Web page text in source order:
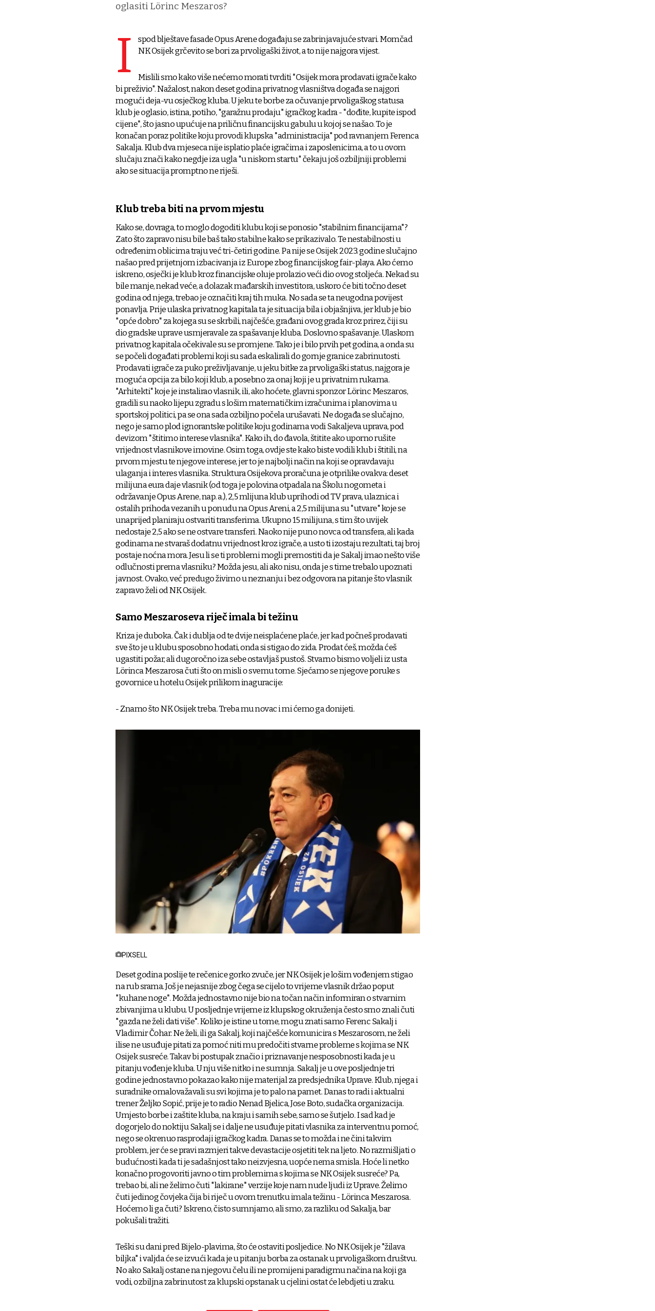
oglasiti Lörinc Meszaros?
I
spod blještave fasade Opus Arene događaju se zabrinjavajuće stvari. Momčad
NK Osijek grčevito se bori za prvoligaški život, a to nije najgora vijest.
Mislili smo kako više nećemo morati tvrditi "Osijek mora prodavati igrače kako
bi preživio". Nažalost, nakon deset godina privatnog vlasništva događa se najgori
mogući deja-vu osječkog kluba. U jeku te borbe za očuvanje prvoligaškog statusa
klub je oglasio, istina, potiho, "garažnu prodaju" igračkog kadra - "dođite, kupite ispod
cijene", što jasno upućuje na priličnu financijsku gabulu u kojoj se našao. To je
konačan poraz politike koju provodi klupska "administracija" pod ravnanjem Ferenca
Sakalja. Klub dva mjeseca nije isplatio plaće igračima i zaposlenicima, a to u ovom
slučaju znači kako negdje iza ugla "u niskom startu" čekaju još ozbiljniji problemi
ako se situacija promptno ne riješi.
Klub treba biti na prvom mjestu
Kako se, dovraga, to moglo dogoditi klubu koji se ponosio "stabilnim financijama"?
Zato što zapravo nisu bile baš tako stabilne kako se prikazivalo. Te nestabilnosti u
određenim oblicima traju već tri-četiri godine. Pa nije se Osijek 2023. godine slučajno
našao pred prijetnjom izbacivanja iz Europe zbog financijskog fair-playa. Ako ćemo
iskreno, osječki je klub kroz financijske oluje prolazio veći dio ovog stoljeća. Nekad su
bile manje, nekad veće, a dolazak mađarskih investitora, uskoro će biti točno deset
godina od njega, trebao je označiti kraj tih muka. No sada se ta neugodna povijest
ponavlja. Prije ulaska privatnog kapitala ta je situacija bila i objašnjiva, jer klub je bio
"opće dobro" za kojega su se skrbili, najčešće, građani ovog grada kroz prirez, čiji su
dio gradske uprave usmjeravale za spašavanje kluba. Doslovno spašavanje. Ulaskom
privatnog kapitala očekivale su se promjene. Tako je i bilo prvih pet godina, a onda su
se počeli događati problemi koji su sada eskalirali do gornje granice zabrinutosti.
Prodavati igrače za puko preživljavanje, u jeku bitke za prvoligaški status, najgora je
moguća opcija za bilo koji klub, a posebno za onaj koji je u privatnim rukama.
"Arhitekti" koje je instalirao vlasnik, ili, ako hoćete, glavni sponzor Lörinc Meszaros,
gradili su naoko lijepu zgradu s lošim matematičkim izračunima i planovima u
sportskoj politici, pa se ona sada ozbiljno počela urušavati. Ne događa se slučajno,
nego je samo plod ignorantske politike koju godinama vodi Sakaljeva uprava, pod
devizom "štitimo interese vlasnika". Kako ih, do đavola, štitite ako uporno rušite
vrijednost vlasnikove imovine. Osim toga, ovdje ste kako biste vodili klub i štitili, na
prvom mjestu te njegove interese, jer to je najbolji način na koji se opravdavaju
ulaganja i interes vlasnika. Struktura Osijekova proračuna je otprilike ovakva: deset
milijuna eura daje vlasnik (od toga je polovina otpadala na Školu nogometa i
održavanje Opus Arene, nap. a.), 2,5 mlijuna klub uprihodi od TV prava, ulaznica i
ostalih prihoda vezanih u ponudu na Opus Areni, a 2,5 milijuna su "utvare" koje se
unaprijed planiraju ostvariti transferima. Ukupno 15 milijuna, s tim što uvijek
nedostaje 2,5 ako se ne ostvare transferi. Naoko nije puno novca od transfera, ali kada
godinama ne stvaraš dodatnu vrijednost kroz igrače, a usto ti izostaju rezultati, taj broj
postaje noćna mora. Jesu li se ti problemi mogli premostiti da je Sakalj imao nešto više
odlučnosti prema vlasniku? Možda jesu, ali ako nisu, onda je s time trebalo upoznati
javnost. Ovako, već predugo živimo u neznanju i bez odgovora na pitanje što vlasnik
zapravo želi od NK Osijek.
Samo Meszaroseva riječ imala bi težinu
Kriza je duboka. Čak i dublja od te dvije neisplaćene plaće, jer kad počneš prodavati
sve što je u klubu sposobno hodati, onda si stigao do zida. Prodat ćeš, možda ćeš
ugastiti požar, ali dugoročno iza sebe ostavljaš pustoš. Stvarno bismo voljeli iz usta
Lörinca Meszarosa čuti što on misli o svemu tome. Sjećamo se njegove poruke s
govornice u hotelu Osijek prilikom inaguracije:
- Znamo što NK Osijek treba. Treba mu novac i mi ćemo ga donijeti.
PIXSELL
Deset godina poslije te rečenice gorko zvuče, jer NK Osijek je lošim vođenjem stigao
na rub srama. Još je nejasnije zbog čega se cijelo to vrijeme vlasnik držao poput
"kuhane noge". Možda jednostavno nije bio na točan način informiran o stvarnim
zbivanjima u klubu. U posljednje vrijeme iz klupskog okruženja često smo znali čuti
"gazda ne želi dati više". Koliko je istine u tome, mogu znati samo Ferenc Sakalj i
Vladimir Čohar. Ne želi, ili ga Sakalj, koji najčešće komunicira s Meszarosom, ne želi
ilise ne usuđuje pitati za pomoć niti mu predočiti stvarne probleme s kojima se NK
Osijek susreće. Takav bi postupak značio i priznavanje nesposobnosti kada je u
pitanju vođenje kluba. U nju više nitko i ne sumnja. Sakalj je u ove posljednje tri
godine jednostavno pokazao kako nije materijal za predsjednika Uprave. Klub, njega i
suradnike omalovažavali su svi kojima je to palo na pamet. Danas to radi i aktualni
trener Željko Sopić, prije je to radio Nenad Bjelica, Jose Boto, sudačka organizacija.
Umjesto borbe i zaštite kluba, na kraju i samih sebe, samo se šutjelo. I sad kad je
dogorjelo do noktiju Sakalj se i dalje ne usuđuje pitati vlasnika za interventnu pomoć,
nego se okrenuo rasprodaji igračkog kadra. Danas se to možda i ne čini takvim
problem, jer će se pravi razmjeri takve devastacije osjetiti tek na ljeto. No razmišljati o
budućnosti kada ti je sadašnjost tako neizvjesna, uopće nema smisla. Hoće li netko
konačno progovoriti javno o tim problemima s kojima se NK Osijek susreće? Pa,
trebao bi, ali ne želimo čuti "lakirane" verzije koje nam nude ljudi iz Uprave. Želimo
čuti jedinog čovjeka čija bi riječ u ovom trenutku imala težinu - Lörinca Meszarosa.
Hoćemo li ga čuti? Iskreno, čisto sumnjamo, ali smo, za razliku od Sakalja, bar
pokušali tražiti.
Teški su dani pred Bijelo-plavima, što će ostaviti posljedice. No NK Osijek je "žilava
biljka" i valjda će se izvući kada je u pitanju borba za ostanak u prvoligaškom društvu.
No ako Sakalj ostane na njegovu čelu ili ne promijeni paradigmu načina na koji ga
vodi, ozbiljna zabrinutost za klupski opstanak u cjelini ostat će lebdjeti u zraku.